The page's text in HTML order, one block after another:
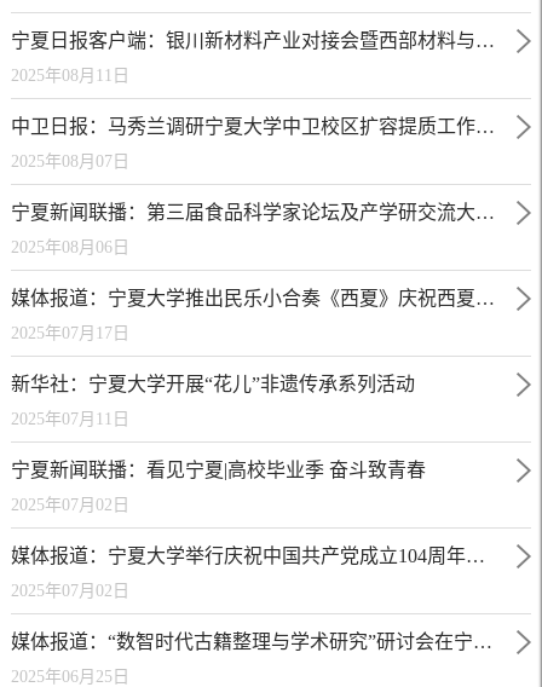
宁夏日报客户端：银川新材料产业对接会暨西部材料与能源学术会议召开
2025年08月11日
中卫日报：马秀兰调研宁夏大学中卫校区扩容提质工作时强调 奋力推动中卫高等教育迈上新台阶
2025年08月07日
宁夏新闻联播：第三届食品科学家论坛及产学研交流大会在银川举行
2025年08月06日
媒体报道：宁夏大学推出民乐小合奏《西夏》庆祝西夏陵申遗成功
2025年07月17日
新华社：宁夏大学开展“花儿”非遗传承系列活动
2025年07月11日
宁夏新闻联播：看见宁夏|高校毕业季 奋斗致青春
2025年07月02日
媒体报道：宁夏大学举行庆祝中国共产党成立104周年音乐党课
2025年07月02日
媒体报道：“数智时代古籍整理与学术研究”研讨会在宁夏银川举行
2025年06月25日